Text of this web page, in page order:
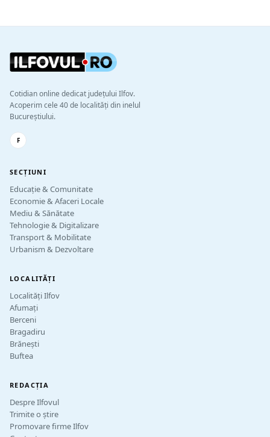
Cotidian online dedicat județului Ilfov.
Acoperim cele 40 de localități din inelul
Bucureștiului.
F
SECȚIUNI
Educație & Comunitate
Economie & Afaceri Locale
Mediu & Sănătate
Tehnologie & Digitalizare
Transport & Mobilitate
Urbanism & Dezvoltare
LOCALITĂȚI
Localități Ilfov
Afumați
Berceni
Bragadiru
Brănești
Buftea
REDACȚIA
Despre Ilfovul
Trimite o știre
Promovare firme Ilfov